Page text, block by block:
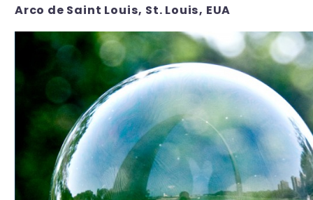
Arco de Saint Louis, St. Louis, EUA